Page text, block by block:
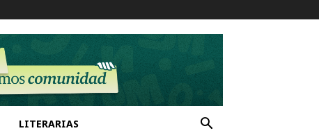
LITERARIAS